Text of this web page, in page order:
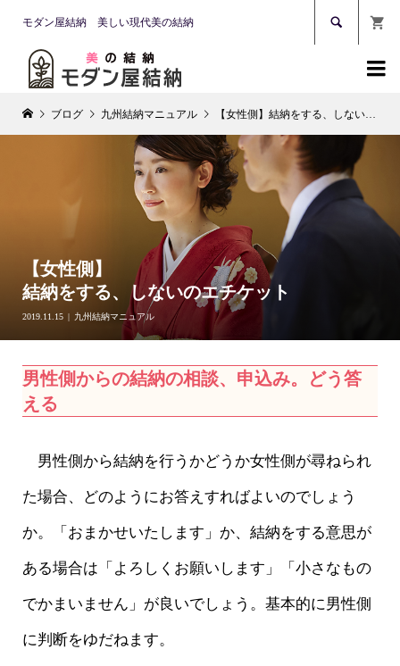
モダン屋結納 美しい現代美の結納 

ブログ 九州結納マニュアル 【女性側】結納をする、しないのエチケット
【女性側】
結納をする、しないのエチケット
2019.11.15 九州結納マニュアル
男性側からの結納の相談、申込み。どう答
える
男性側から結納を行うかどうか女性側が尋ねられ
た場合、どのようにお答えすればよいのでしょう
か。「おまかせいたします」か、結納をする意思が
ある場合は「よろしくお願いします」「小さなもの
でかまいません」が良いでしょう。基本的に男性側
に判断をゆだねます。